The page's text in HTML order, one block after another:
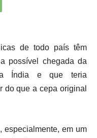
de todo país têm
possível chegada da
Índia e que teria
do que a cepa original
especialmente, em um